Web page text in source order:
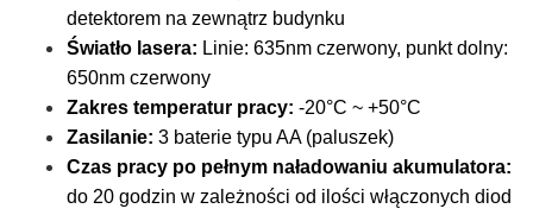
detektorem na zewnątrz budynku
Światło lasera: Linie: 635nm czerwony, punkt dolny:
650nm czerwony
Zakres temperatur pracy: -20°C ~ +50°C
Zasilanie: 3 baterie typu AA (paluszek)
Czas pracy po pełnym naładowaniu akumulatora:
do 20 godzin w zależności od ilości włączonych diod